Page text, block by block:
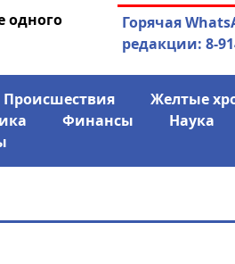
одного
04.08.2026
Горячая
редакции: 8-
Происшествия Желтые
Финансы Наука